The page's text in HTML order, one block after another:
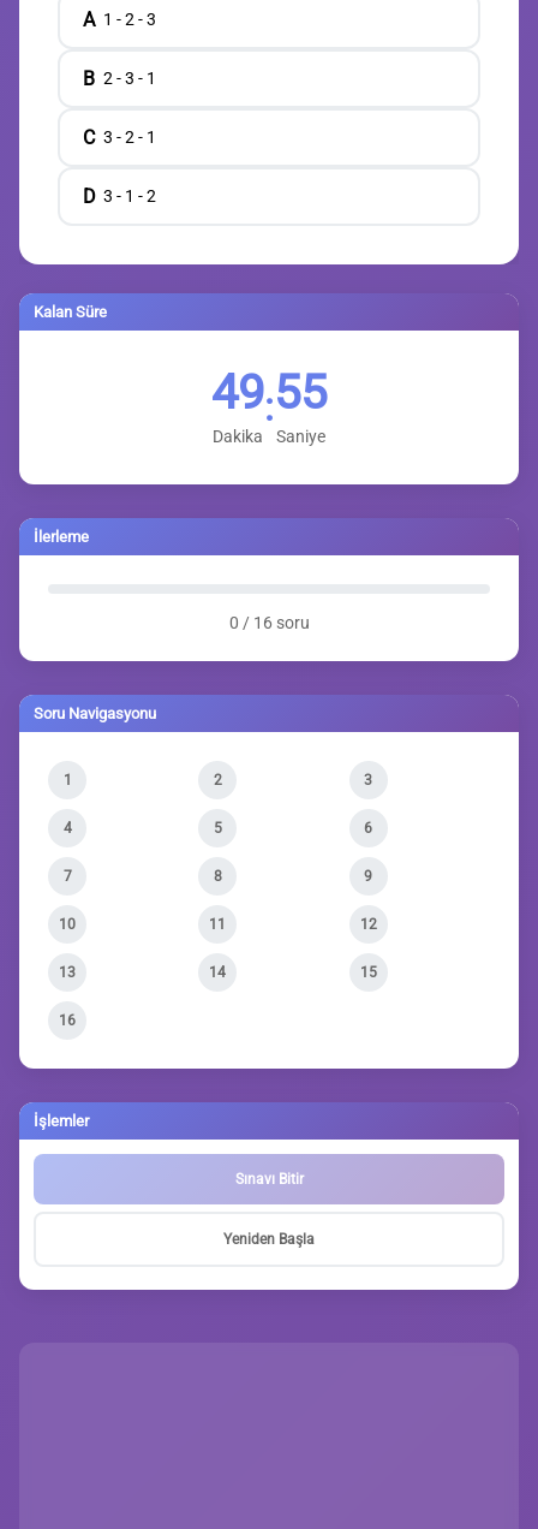
A 1 - 2 - 3
B 2 - 3 - 1
C 3 - 2 - 1
D 3 - 1 - 2
Kalan Süre
49
Dakika
:54
Saniye
İlerleme
0 / 16 soru
Soru Navigasyonu
1 2 3
4 5 6
7 8 9
10 11 12
13 14 15
16
İşlemler
Sınavı Bitir
Yeniden Başla